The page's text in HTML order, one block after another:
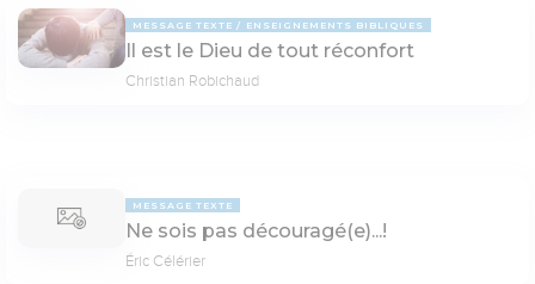
MESSAGE TEXTE ENSEIGNEMENTS BIBLIQUES
Il est le Dieu de tout réconfort
Christian Robichaud
MESSAGE TEXTE
Ne sois pas découragé(e)...!
Éric Célérier